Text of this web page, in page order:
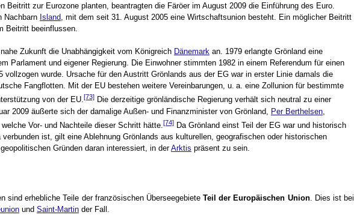
Beitritt zur Eurozone planten, beantragten die Färöer im August 2009 die Einführung des Euro.
Nachbarn Island, mit dem seit 31. August 2005 eine Wirtschaftsunion besteht. Ein möglicher Beitritt
Beitritt beeinflussen.
Zukunft die Unabhängigkeit vom Königreich Dänemark an. 1979 erlangte Grönland eine
Parlament und eigener Regierung. Die Einwohner stimmten 1982 in einem Referendum für einen
vollzogen wurde. Ursache für den Austritt Grönlands aus der EG war in erster Linie damals die
Fangflotten. Mit der EU bestehen weitere Vereinbarungen, u. a. eine Zollunion für bestimmte
von der EU.[73] Die derzeitige grönländische Regierung verhält sich neutral zu einer
2009 äußerte sich der damalige Außen- und Finanzminister von Grönland, Per Berthelsen
Vor- und Nachteile dieser Schritt hätte. [74] Da Grönland einst Teil der EG war und historisch
ist, gilt eine Ablehnung Grönlands aus kulturellen, geografischen oder historischen
Gründen daran interessiert, in derArktis präsent zu sein.
sind erhebliche Teile der französischen ÜberseegebieteTeil der Europäischen Union. Dies ist bei
und Saint-Martin der Fall.